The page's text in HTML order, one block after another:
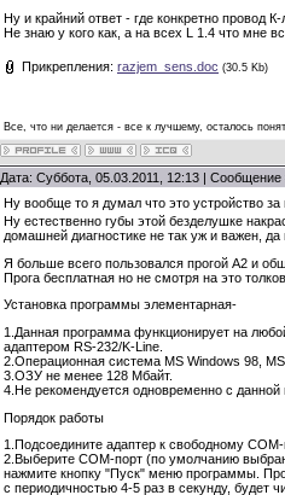
Ну и крайний ответ - где конкретно провод К-
Не знаю у кого как, а на всех L 1.4 что мне
Прикрепления: razjem_sens.doc (30.5 Kb)
Все, что ни делается - все к лучшему, осталось
Дата: Суббота, 05.03.2011, 12:13 | Сообщение
Ну вообще то я думал что это устройство
Ну естественно губы этой безделушке
домашней диагностике не так уж и важен,
Я больше всего пользовался прогой A2 и
Прога бесплатная но не смотря на это
Установка программы элементарная-
1.Данная программа функционирует на
адаптером RS-232/K-Line.
2.Операционная система MS Windows 98,
3.ОЗУ не менее 128 Мбайт.
4.Не рекомендуется одновременно с данной
Порядок работы
1.Подсоедините адаптер к свободному
2.Выберите COM-порт (по умолчанию
нажмите кнопку "Пуск" меню программы.
с периодичностью 4-5 раз в секунду, будет